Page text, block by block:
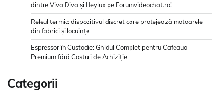
dintre Viva Diva și Heylux pe Forumvideochat.ro!
Releul termic: dispozitivul discret care protejează motoarele
din fabrici și locuințe
Espressor în Custodie: Ghidul Complet pentru Cafeaua
Premium fără Costuri de Achiziție
Categorii